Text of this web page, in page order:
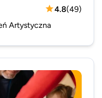
4.8(49)
Artystyczna